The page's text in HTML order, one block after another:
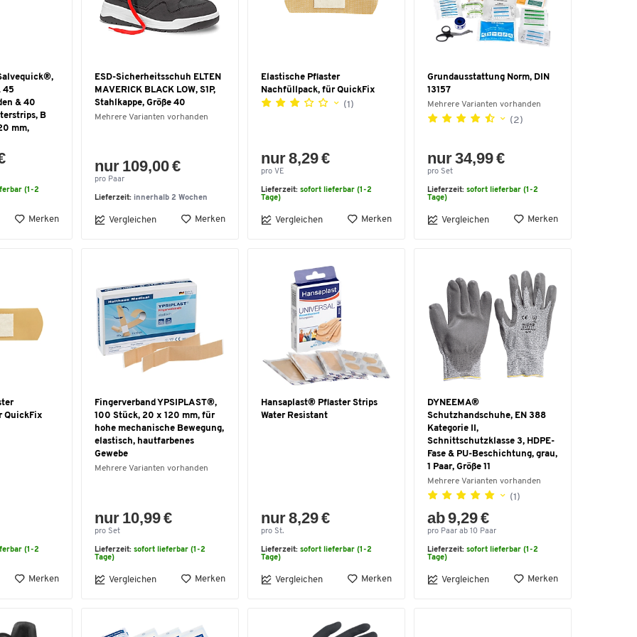
45
& 40
B
mm,
(1-2
Merken
ESD-Sicherheitsschuh ELTEN
MAVERICK BLACK LOW, S1P,
Stahlkappe, Größe 40
Mehrere Varianten vorhanden
nur 109,00 €
pro Paar
Lieferzeit: innerhalb 2 Wochen
Vergleichen Merken
Elastische Pflaster
Nachfüllpack, für QuickFix
(1)
nur 8,29 €
pro VE
Lieferzeit: sofort lieferbar (1-2
Tage)
Vergleichen Merken
Grundausstattung Norm, DIN
13157
Mehrere Varianten vorhanden
(2)
nur 34,99 €
pro Set
Lieferzeit: sofort lieferbar (1-2
Tage)
Vergleichen Merken
QuickFix
(1-2
Merken
Fingerverband YPSIPLAST®,
100 Stück, 20 x 120 mm, für
hohe mechanische Bewegung,
elastisch, hautfarbenes
Gewebe
Mehrere Varianten vorhanden
nur 10,99 €
pro Set
Lieferzeit: sofort lieferbar (1-2
Tage)
Vergleichen Merken
Hansaplast® Pflaster Strips
Water Resistant
nur 8,29 €
pro St.
Lieferzeit: sofort lieferbar (1-2
Tage)
Vergleichen Merken
DYNEEMA®
Schutzhandschuhe, EN 388
Kategorie II,
Schnittschutzklasse 3, HDPE-
Fase & PU-Beschichtung, grau,
1 Paar, Größe 11
Mehrere Varianten vorhanden
(1)
ab 9,29 €
pro Paar ab 10 Paar
Lieferzeit: sofort lieferbar (1-2
Tage)
Vergleichen Merken